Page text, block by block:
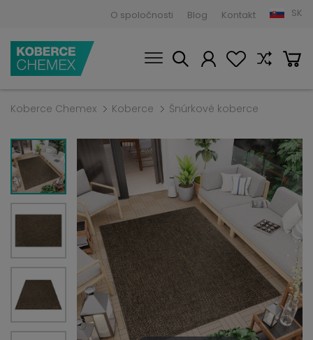
O spoločnosti Blog Kontakt SK
Koberce Chemex Koberce Šnúrkové koberce